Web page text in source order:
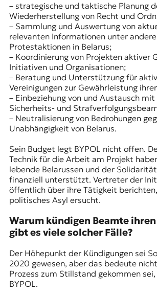
– strategische und taktische Planung
Wiederherstellung von Recht und
– Sammlung und Auswertung von
relevanten Informationen unter
Protestaktionen in Belarus;
– Koordinierung von Projekten aktiver
Initiativen und Organisationen;
– Beratung und Unterstützung für
Vereinigungen zur Gewährleistung
– Einbeziehung von und Austausch
Sicherheits- und
– Neutralisierung von Bedrohungen
Unabhängigkeit von Belarus.
Sein Budget legt BYPOL nicht offen.
Technik für die Arbeit am Projekt
lebende Belarussen und der
finanziell unterstützt. Vertreter der
öffentlich über ihre Tätigkeit
politisches Asyl ersucht.
Warum kündigen Beamte
gibt es viele solcher Fälle?
Der Höhepunkt der Kündigungen sei
2020 gewesen, aber das bedeute
Prozess zum Stillstand gekommen
BYPOL.